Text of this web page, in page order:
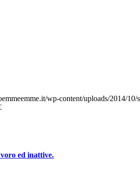
wp-content/uploads/2014/
ed inattive.